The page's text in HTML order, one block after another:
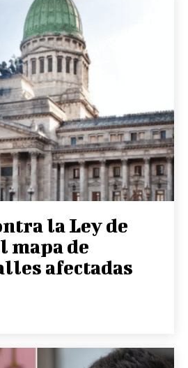
la Ley de
mapa de
afectadas